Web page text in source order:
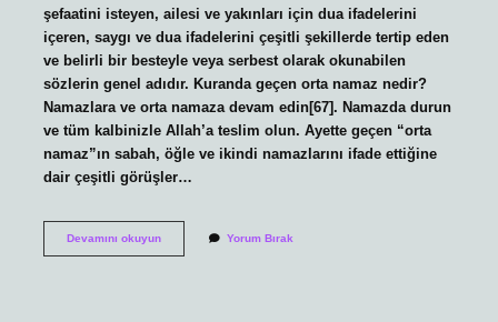
şefaatini isteyen, ailesi ve yakınları için dua ifadelerini
içeren, saygı ve dua ifadelerini çeşitli şekillerde tertip eden
ve belirli bir besteyle veya serbest olarak okunabilen
sözlerin genel adıdır. Kuranda geçen orta namaz nedir?
Namazlara ve orta namaza devam edin[67]. Namazda durun
ve tüm kalbinizle Allah’a teslim olun. Ayette geçen “orta
namaz”ın sabah, öğle ve ikindi namazlarını ifade ettiğine
dair çeşitli görüşler…
Devamını okuyunSalatı
Yorum Bırak